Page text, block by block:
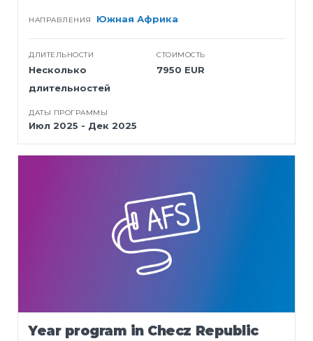
НАПРАВЛЕНИЯ Южная Африка
ДЛИТЕЛЬНОСТИ
Несколько
длительностей
СТОИМОСТЬ
7950 EUR
ДАТЫ ПРОГРАММЫ
Июл 2025 - Дек 2025
Year program in Checz Republic